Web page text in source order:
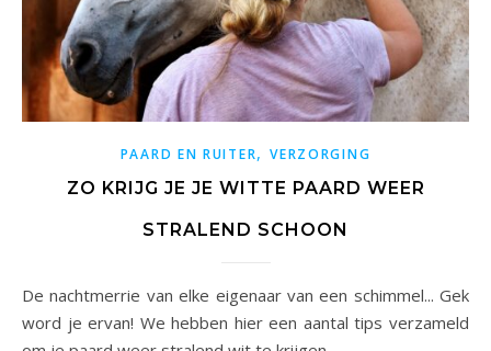
PAARD EN RUITER,VERZORGING
ZO KRIJG JE JE WITTE PAARD WEER
STRALEND SCHOON
De nachtmerrie van elke eigenaar van een schimmel... Gek
word je ervan! We hebben hier een aantal tips verzameld